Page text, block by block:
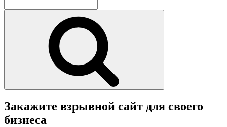
Закажите взрывной сайт для своего
бизнеса